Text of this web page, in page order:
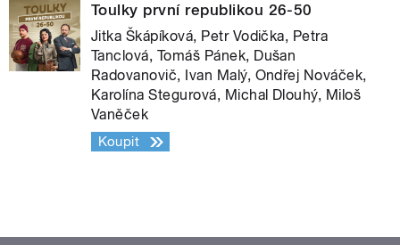
Toulky první republikou 26-50
Jitka Škápíková, Petr Vodička, Petra
Tanclová, Tomáš Pánek, Dušan
Radovanovič, Ivan Malý, Ondřej Nováček,
Karolína Stegurová, Michal Dlouhý, Miloš
Vaněček
Koupit